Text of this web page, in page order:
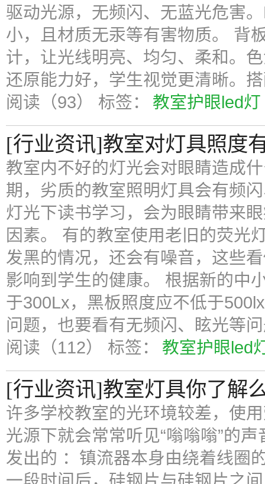
驱动光源，无频闪、无蓝光危害
小，且材质无汞等有害物质。 背
计，让光线明亮、均匀、柔和。
还原能力好，学生视觉更清晰。
阅读（93） 标签： 教室护眼led灯
[行业资讯]教室对灯具照度
教室内不好的灯光会对眼睛造成
期，劣质的教室照明灯具会有频
灯光下读书学习，会为眼睛带来
因素。 有的教室使用老旧的荧光
发黑的情况，还会有噪音，这些
影响到学生的健康。 根据新的中
于300Lx，黑板照度应不低于
问题，也要看有无频闪、眩光等
阅读（112） 标签： 教室护眼led
[行业资讯]教室灯具你了解
许多学校教室的光环境较差，使
光源下就会常常听见“嗡嗡嗡”的
发出的 ：镇流器本身由绕着线圈